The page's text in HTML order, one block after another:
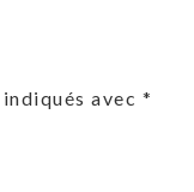
avec *